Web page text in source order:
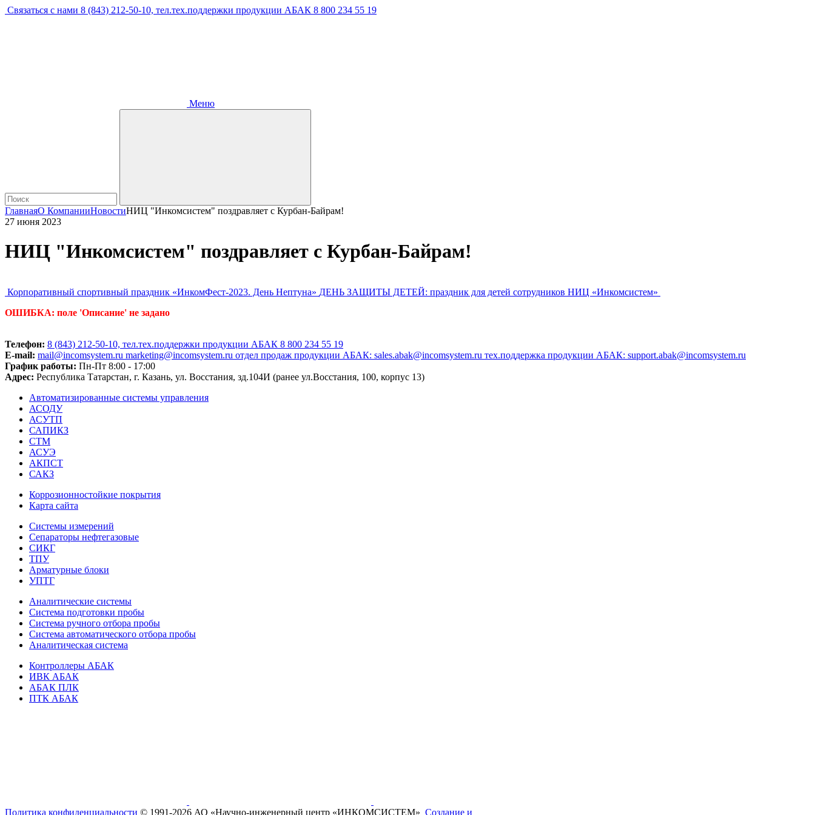
Связаться с нами 8 (843) 212-50-10, тел.тех.поддержки продукции АБАК 8 800 234 55 19
Меню
ГлавнаяО КомпанииНовостиНИЦ "Инкомсистем" поздравляет с Курбан-Байрам!
27 июня 2023
НИЦ "Инкомсистем" поздравляет с Курбан-Байрам!
Корпоративный спортивный праздник «ИнкомФест-2023. День Нептуна» ДЕНЬ ЗАЩИТЫ ДЕТЕЙ: праздник для детей сотрудников НИЦ «Инкомсистем»
ОШИБКА: поле 'Описание' не задано
Телефон: 8 (843) 212-50-10, тел.тех.поддержки продукции АБАК 8 800 234 55 19
E-mail: mail@incomsystem.ru marketing@incomsystem.ru отдел продаж продукции АБАК: sales.abak@incomsystem.ru тех.поддержка продукции АБАК: support.abak@incomsystem.ru
График работы: Пн-Пт 8:00 - 17:00
Адрес: Республика Татарстан, г. Казань, ул. Восстания, зд.104И (ранее ул.Восстания, 100, корпус 13)
Автоматизированные системы управления
АСОДУ
АСУТП
САПИКЗ
СТМ
АСУЭ
АКПСТ
САКЗ
Коррозионностойкие покрытия
Карта сайта
Системы измерений
Сепараторы нефтегазовые
СИКГ
ТПУ
Арматурные блоки
УПТГ
Аналитические системы
Система подготовки пробы
Система ручного отбора пробы
Система автоматического отбора пробы
Аналитическая система
Контроллеры АБАК
ИВК АБАК
АБАК ПЛК
ПТК АБАК
Политика конфиденциальности © 1991-2026 АО «Научно- инженерный центр «ИНКОМСИСТЕМ» Создание и